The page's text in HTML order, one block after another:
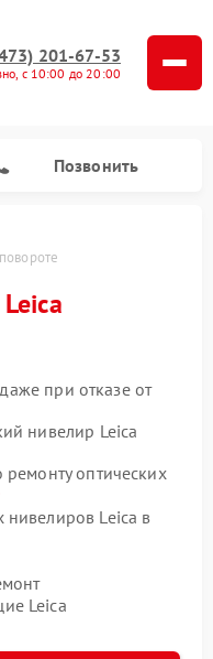
201-67-53
с 10:00 до 20:00
Позвонить
Leica
даже при отказе от
нивелир Leica
оптических
нивелиров Leica в
Leica